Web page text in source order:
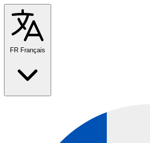
FR Français